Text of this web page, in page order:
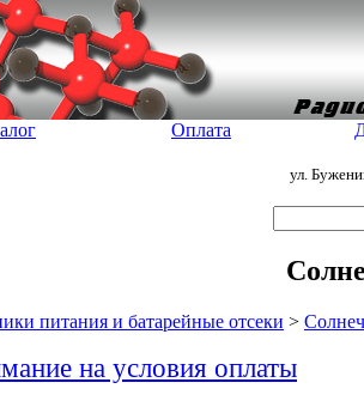
Оплата
ул.
питания и батарейные отсеки >
на условия оплаты